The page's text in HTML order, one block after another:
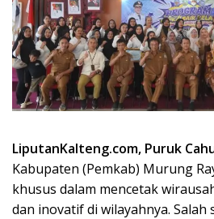
LiputanKalteng.com, Puruk
Kabupaten (Pemkab) Murung
khusus dalam mencetak
dan inovatif di wilayahnya.